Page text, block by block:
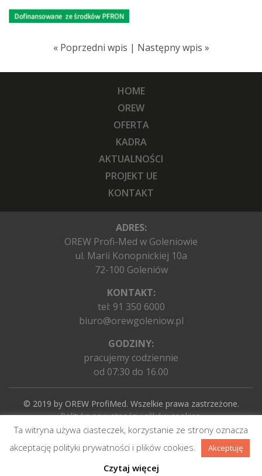
« Poprzedni wpis | Następny wpis »
HOME
OREW
OFERTA
KADRA
AKTUALNOŚCI
PROJEKT UE
KONTAKT
ADRES:
OREW Profi-Med w Goleniowie
ul. Marii Konopnickiej 10a
72-100 Goleniów
KONTAKT:
tel: 91 350 6000
biuro@orewgoleniow.pl
GODZINY:
pracujemy codziennie
od 07:30 do 16.00
© 2019 by OREW ProfiMed. Wszelkie prawa zastrzeżone.
Polityka prywatności i plików cookies.
Realizacja:
Agencja Reklamowa Joseph’s sons
Ta witryna używa ciasteczek, korzystanie ze strony oznacza
akceptację polityki prywatności i plików cookies.
Akceptuję
Czytaj więcej